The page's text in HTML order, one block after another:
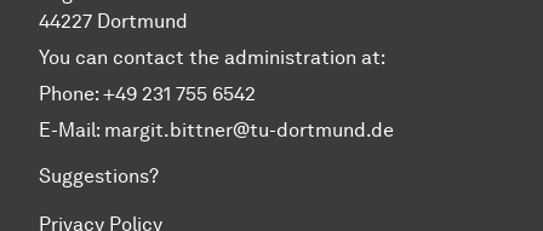
44227 Dortmund
You can contact the administration at:
Phone: +49 231 755 6542
E-Mail: margit.bittner@tu-dortmund.de
Suggestions?
Privacy Policy